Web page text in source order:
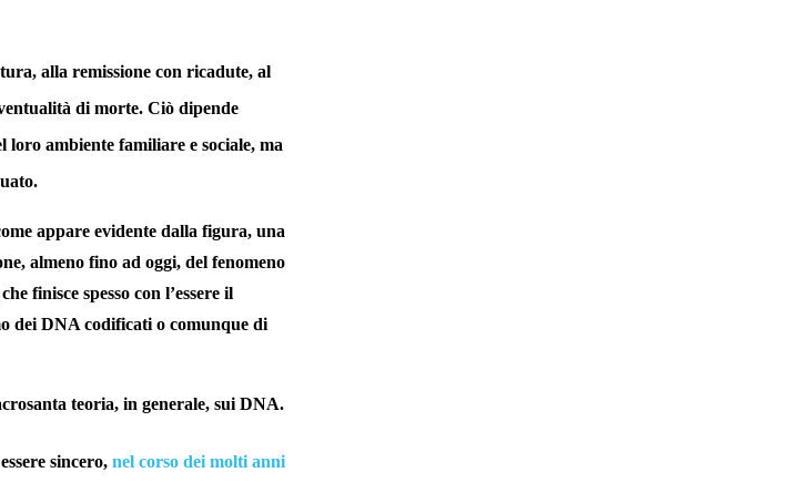
alla remissione con ricadute, al
di morte. Ciò dipende
loro ambiente familiare e sociale, ma
appare evidente dalla figura, una
almeno fino ad oggi, del fenomeno
finisce spesso con l’essere il
dei DNA codificati o comunque di
teoria, in generale, sui DNA.
sincero, nel corso dei molti anni